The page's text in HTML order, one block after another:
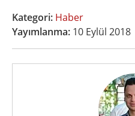
Kategori: Haber
Yayımlanma: 10 Eylül 2018